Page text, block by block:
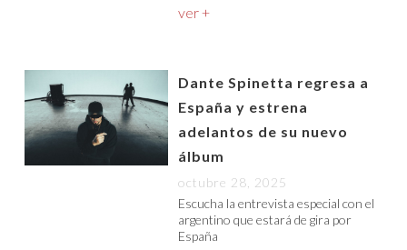
ver +
Dante Spinetta regresa a
España y estrena
adelantos de su nuevo
álbum
octubre 28, 2025
Escucha la entrevista especial con el
argentino que estará de gira por
España